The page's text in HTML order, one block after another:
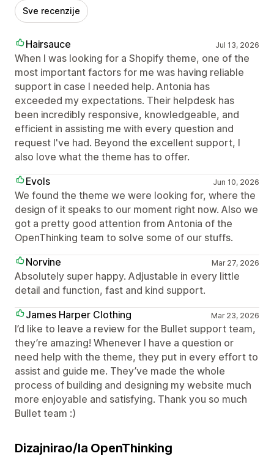
Sve recenzije
Hairsauce Jul 13, 2026
When I was looking for a Shopify theme, one of the
most important factors for me was having reliable
support in case I needed help. Antonia has
exceeded my expectations. Their helpdesk has
been incredibly responsive, knowledgeable, and
efficient in assisting me with every question and
request I've had. Beyond the excellent support, I
also love what the theme has to offer.
Evols
Jun 10, 2026
We found the theme we were looking for, where the
design of it speaks to our moment right now. Also we
got a pretty good attention from Antonia of the
OpenThinking team to solve some of our stuffs.
Norvine
Mar 27, 2026
Absolutely super happy. Adjustable in every little
detail and function, fast and kind support.
James Harper Clothing
Mar 23, 2026
I’d like to leave a review for the Bullet support team,
they’re amazing! Whenever I have a question or
need help with the theme, they put in every effort to
assist and guide me. They’ve made the whole
process of building and designing my website much
more enjoyable and satisfying. Thank you so much
Bullet team :)
Dizajnirao/la OpenThinking